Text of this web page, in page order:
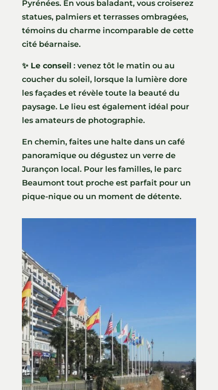
Pyrénées. En vous baladant, vous croiserez
statues, palmiers et terrasses ombragées,
témoins du charme incomparable de cette
cité béarnaise.
✨ Le conseil : venez tôt le matin ou au
coucher du soleil, lorsque la lumière dore
les façades et révèle toute la beauté du
paysage. Le lieu est également idéal pour
les amateurs de photographie.
En chemin, faites une halte dans un café
panoramique ou dégustez un verre de
Jurançon local. Pour les familles, le parc
Beaumont tout proche est parfait pour un
pique-nique ou un moment de détente.